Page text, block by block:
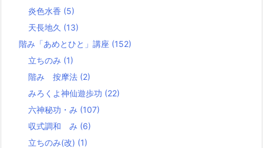
炎色水香 (5)
天長地久 (13)
階み「あめとひと」講座 (152)
立ちのみ (1)
階み 按摩法 (2)
みろくよ神仙遊歩功 (22)
六神秘功・み (107)
収式調和 み (6)
立ちのみ(改) (1)